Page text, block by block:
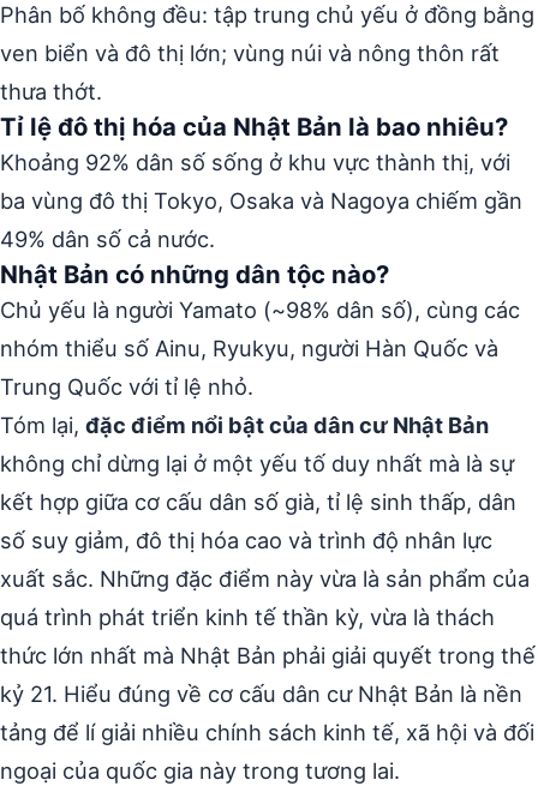
Phân bố không đều: tập trung chủ yếu ở đồng bằng
ven biển và đô thị lớn; vùng núi và nông thôn rất
thưa thớt.
Tỉ lệ đô thị hóa của Nhật Bản là bao nhiêu?
Khoảng 92% dân số sống ở khu vực thành thị, với
ba vùng đô thị Tokyo, Osaka và Nagoya chiếm gần
49% dân số cả nước.
Nhật Bản có những dân tộc nào?
Chủ yếu là người Yamato (~98% dân số), cùng các
nhóm thiểu số Ainu, Ryukyu, người Hàn Quốc và
Trung Quốc với tỉ lệ nhỏ.
Tóm lại, đặc điểm nổi bật của dân cư Nhật Bản
không chỉ dừng lại ở một yếu tố duy nhất mà là sự
kết hợp giữa cơ cấu dân số già, tỉ lệ sinh thấp, dân
số suy giảm, đô thị hóa cao và trình độ nhân lực
xuất sắc. Những đặc điểm này vừa là sản phẩm của
quá trình phát triển kinh tế thần kỳ, vừa là thách
thức lớn nhất mà Nhật Bản phải giải quyết trong thế
kỷ 21. Hiểu đúng về cơ cấu dân cư Nhật Bản là nền
tảng để lí giải nhiều chính sách kinh tế, xã hội và đối
ngoại của quốc gia này trong tương lai.